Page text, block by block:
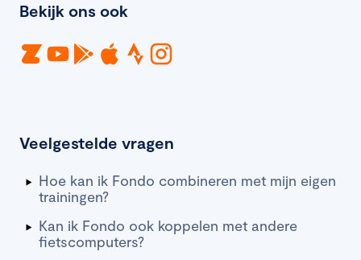
Bekijk ons ook
Veelgestelde vragen
Hoe kan ik Fondo combineren met mijn eigen
trainingen?
Kan ik Fondo ook koppelen met andere
fietscomputers?